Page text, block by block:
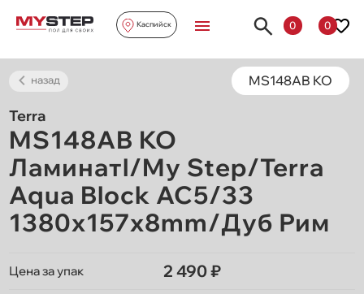
Каспийск 0 0
назад MS148AB KO
Terra
MS148AB KO
Ламинатl/My Step/Terra
Aqua Block AC5/33
1380х157х8mm/Дуб Рим
Цена за упак 2 490 ₽